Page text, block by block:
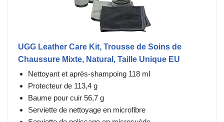
UGG Leather Care Kit, Trousse de Soins de
Chaussure Mixte, Natural, Taille Unique EU
Nettoyant et après-shampoing 118 ml
Protecteur de 113,4 g
Baume pour cuir 56,7 g
Serviette de nettoyage en microfibre